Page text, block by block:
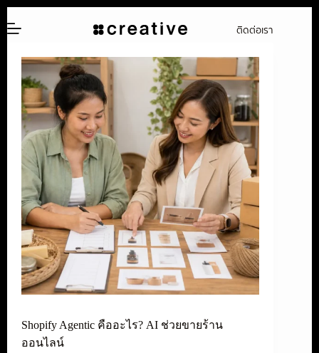
ไป
เนื้อหา
ติดต่อเรา
Shopify Agentic คืออะไร? AI ช่วยขายร้าน
ออนไลน์